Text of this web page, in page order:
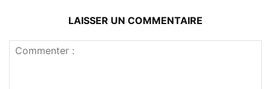
LAISSER UN COMMENTAIRE